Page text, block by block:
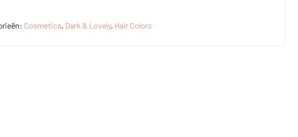
Cosmetica, Dark & Lovely, Hair Colors